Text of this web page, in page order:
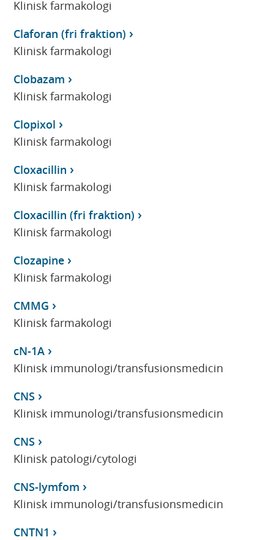
Klinisk farmakologi
Claforan (fri fraktion)
Klinisk farmakologi
Clobazam
Klinisk farmakologi
Clopixol
Klinisk farmakologi
Cloxacillin
Klinisk farmakologi
Cloxacillin (fri fraktion)
Klinisk farmakologi
Clozapine
Klinisk farmakologi
CMMG
Klinisk farmakologi
cN-1A
Klinisk immunologi/transfusionsmedicin
CNS
Klinisk immunologi/transfusionsmedicin
CNS
Klinisk patologi/cytologi
CNS-lymfom
Klinisk immunologi/transfusionsmedicin
CNTN1